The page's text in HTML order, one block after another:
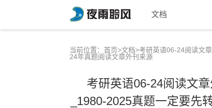
文档
当前位置： 首页>文档>考研英语06-24阅读文
24年真题阅读文章外刊来源
考研英语06-24阅读文
_1980-2025真题一定要